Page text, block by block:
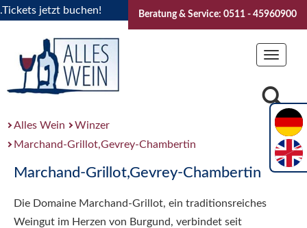
jetzt buchen! "Das Sommerfest 2026" Vive la
Beratung & Service: 0511 - 45960900
Toggle
Alles Wein
Winzer
Marchand-Grillot,Gevrey-Chambertin
Marchand-Grillot,Gevrey-Chambertin
Die Domaine Marchand-Grillot, ein traditionsreiches
Weingut im Herzen von Burgund, verbindet seit